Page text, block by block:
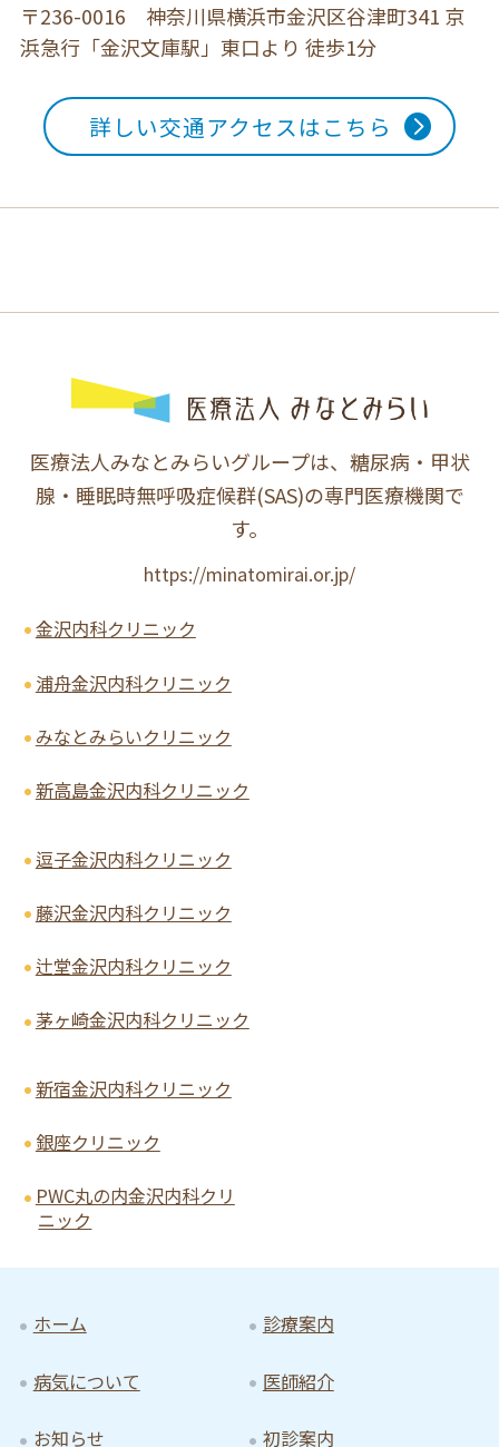
〒236-0016 神奈川県横浜市金沢区谷津町341 京
浜急行「金沢文庫駅」東口より 徒歩1分
詳しい交通アクセスはこちら
医療法人みなとみらいグループは、糖尿病・甲状
腺・睡眠時無呼吸症候群(SAS)の専門医療機関で
す。
https://minatomirai.or.jp/
金沢内科クリニック
浦舟金沢内科クリニック
みなとみらいクリニック
新高島金沢内科クリニック
逗子金沢内科クリニック
藤沢金沢内科クリニック
辻堂金沢内科クリニック
茅ヶ崎金沢内科クリニック
新宿金沢内科クリニック
銀座クリニック
PWC丸の内金沢内科クリ
ニック
ホーム 診療案内
病気について 医師紹介
お知らせ 初診案内